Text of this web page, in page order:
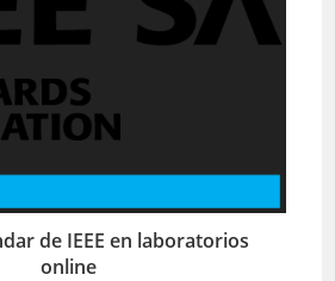
de IEEE en laboratorios
online